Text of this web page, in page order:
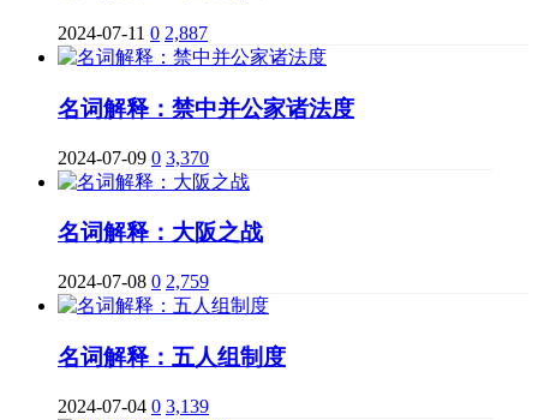
2024-07-11 0 2,887
名词解释：禁中并公家诸法度
2024-07-09 0 3,370
名词解释：大阪之战
2024-07-08 0 2,759
名词解释：五人组制度
2024-07-04 0 3,139